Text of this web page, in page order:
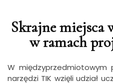
Skrajne miejsca
w ramach
W międzyprzedmiotowym
narzędzi TIK wzięli udział